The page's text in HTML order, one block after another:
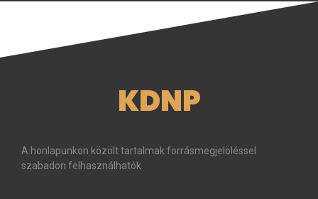
KDNP
A honlapunkon közölt tartalmak forrásmegjelöléssel
szabadon felhasználhatók.